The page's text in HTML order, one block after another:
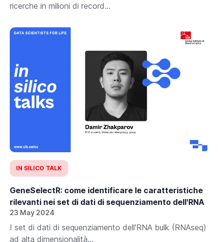
ricerche in milioni di record...
IN SILICO TALK
GeneSelectR: come identificare le caratteristiche
rilevanti nei set di dati di sequenziamento dell'RNA
23 May 2024
I set di dati di sequenziamento dell'RNA bulk (RNAseq)
ad alta dimensionalità...